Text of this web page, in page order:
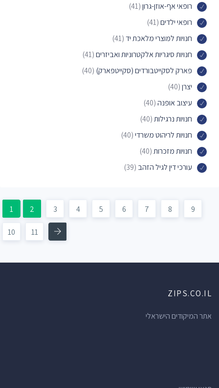
רופאי אף-אוזן-גרון(41)
רופאי ילדים(41)
חנויות למוצרי מלאכת יד(41)
חנויות סיגריות אלקטרוניות ואביזרים(41)
פארק לסקייטבורדים (סקייטפארק) (40)
יצרן(40)
עיצוב אופנה(40)
חנויות נרגילות(40)
חנויות לריהוט משרדי(40)
חנויות מזכרות(40)
עורכי דין לגיל הזהב (39)
1 2 3 4 5 6 7 8 9
10 11
ZIPS.CO.IL
אתר המיקודים הישראלי